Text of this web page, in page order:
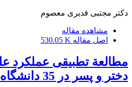
دکتر مجتبی قدیری معصوم
مشاهده مقاله
اصل مقاله 530.05 K
مطالعة تطبیقی عملکرد
دختر و پسر در 35 دانشگاه ایران